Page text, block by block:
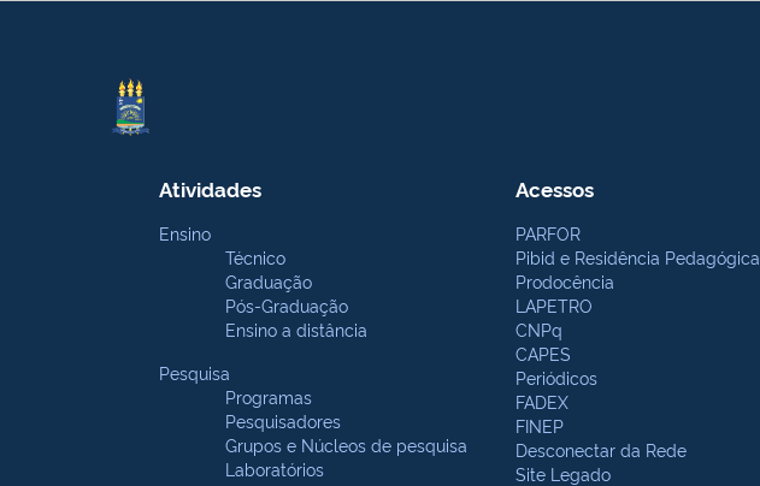
Atividades
Ensino
Técnico
Graduação
Pós-Graduação
Ensino a distância
Pesquisa
Programas
Pesquisadores
Grupos e Núcleos de pesquisa
Laboratórios
Acessos
PARFOR
Pibid e Residência Pedagógica
Prodocência
LAPETRO
CNPq
CAPES
Periódicos
FADEX
FINEP
Desconectar da Rede
Site Legado